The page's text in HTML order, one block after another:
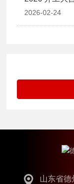
2026-02-24
山东省德